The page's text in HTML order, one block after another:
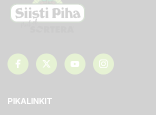
PIKALINKIT